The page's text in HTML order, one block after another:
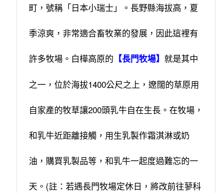
町，號稱「日本小瑞士」。長野縣海拔高，夏
季涼爽，非常適合畜牧業的發展，因此這裡有
許多牧場。白樺高原的 【長門牧場】 就是其中
之一，位於海拔1400公尺之上，遼闊的草原用
自家產的牧草讓200頭乳牛自在生長。在牧場，
和乳牛近距離接觸，用生乳製作霜淇淋或奶
油，購買乳製品等，和乳牛一起度過難忘的一
天。(註：若遇長門牧場定休日，將改前往蓼科